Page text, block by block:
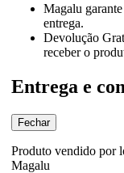
Magalu garante
entrega.
Devolução
receber o
Entrega e
Fechar
Produto vendido por
Magalu